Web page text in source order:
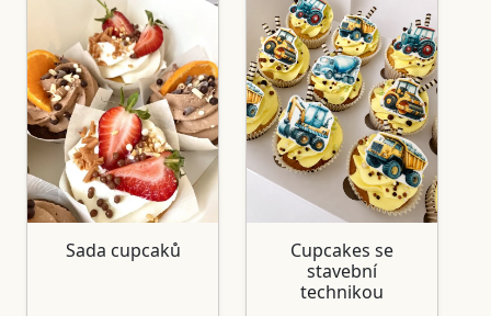
Sada cupcaků
Cupcakes se
stavební
technikou